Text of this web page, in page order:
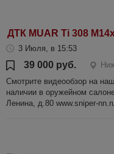
ДТК MUAR Ti 308
3 Июля, в 15:53
39 000 руб.
Смотрите видеообзор на
наличии в оружейном
Ленина, д.80 www.sniper-